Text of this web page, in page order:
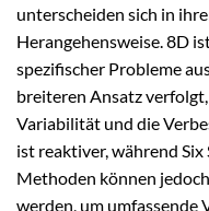
unterscheiden sich in
Herangehensweise. 8D
spezifischer Probleme
breiteren Ansatz
Variabilität und die
ist reaktiver, während
Methoden können
werden, um umfassende